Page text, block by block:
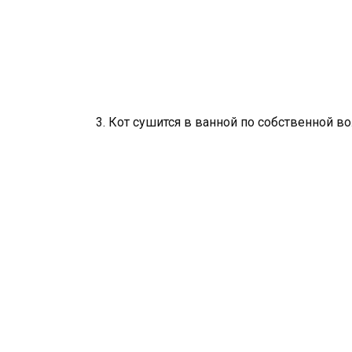
3. Кот сушится в ванной по собственной